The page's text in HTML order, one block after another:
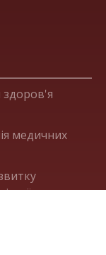
здоров'я
медичних
допомоги